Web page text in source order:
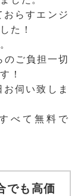
おらすエンジ
た！
ご負担一切
！
伺い致しま
べて無料で
でも高価